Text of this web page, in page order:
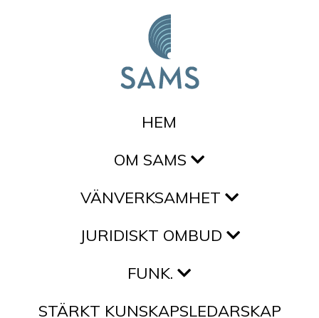
HEM
OM SAMS
VÄNVERKSAMHET
JURIDISKT OMBUD
FUNK.
STÄRKT KUNSKAPSLEDARSKAP